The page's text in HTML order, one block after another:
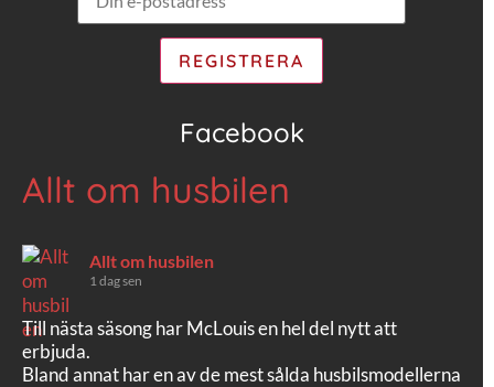
Facebook
Allt om husbilen
Allt om husbilen
1 dag sen
Till nästa säsong har McLouis en hel del nytt att
erbjuda.
Bland annat har en av de mest sålda husbilsmodellerna